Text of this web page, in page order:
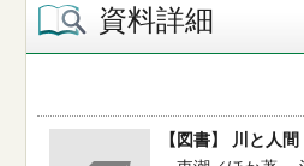
資料詳細
【図書】 川と人